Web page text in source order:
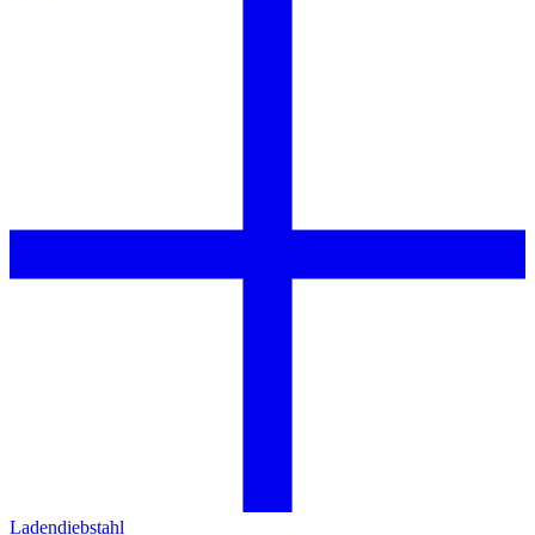
Ladendiebstahl